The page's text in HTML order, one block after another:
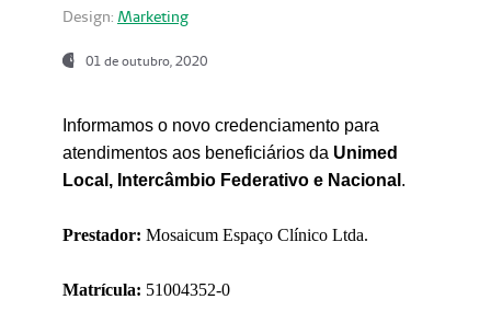
Design: Marketing
01 de outubro, 2020
Informamos o novo credenciamento para
atendimentos aos beneficiários da Unimed
Local, Intercâmbio Federativo e Nacional .
Prestador: Mosaicum Espaço Clínico Ltda.
Matrícula: 51004352-0